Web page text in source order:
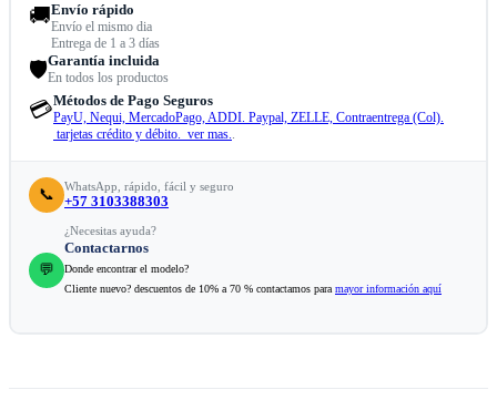
🚚Envío rápido
Envío el mismo dia
Entrega de 1 a 3 días
🛡️Garantía incluida
En todos los productos
💳Métodos de Pago Seguros
PayU, Nequi, MercadoPago, ADDI. Paypal, ZELLE, Contraentrega (Col).
tarjetas crédito y débito. ver mas..
📞 WhatsApp, rápido, fácil y seguro
+57 3103388303
💬
¿Necesitas ayuda?
Contactarnos
Donde encontrar el modelo?
Cliente nuevo? descuentos de 10% a 70 % contactamos para mayor información aquí